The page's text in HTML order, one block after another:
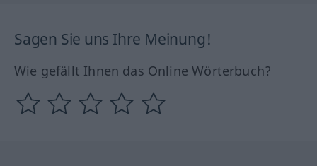
Sagen Sie uns Ihre Meinung!
Wie gefällt Ihnen das Online Wörterbuch?